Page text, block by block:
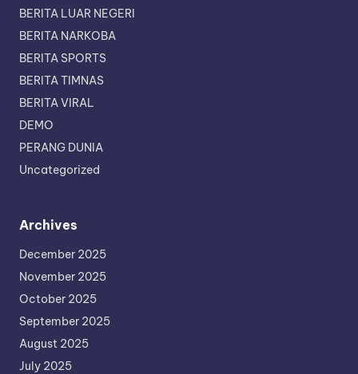
BERITA LUAR NEGERI
BERITA NARKOBA
BERITA SPORTS
BERITA TIMNAS
BERITA VIRAL
DEMO
PERANG DUNIA
Uncategorized
Archives
December 2025
November 2025
October 2025
September 2025
August 2025
July 2025